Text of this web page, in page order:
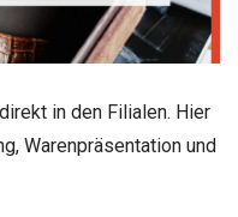
in den Filialen. Hier
Warenpräsentation und